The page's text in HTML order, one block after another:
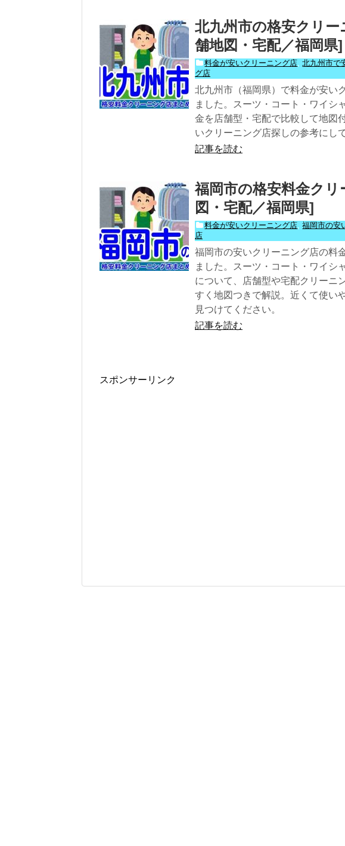
北九州市の格安クリ
舗地図・宅配／福岡県]
料金が安いクリーニング店 ,北九州市で
グ店
北九州市（福岡県）で料金が安い
ました。スーツ・コート・ワイシ
金を店舗型・宅配で比較して地図
いクリーニング店探しの参考にし
記事を読む
福岡市の格安料金ク
図・宅配／福岡県]
料金が安いクリーニング店 ,福岡市の安
店
福岡市の安いクリーニング店の料
ました。スーツ・コート・ワイシ
について、店舗型や宅配クリーニ
すく地図つきで解説。近くて使い
見つけてください。
記事を読む
スポンサーリンク